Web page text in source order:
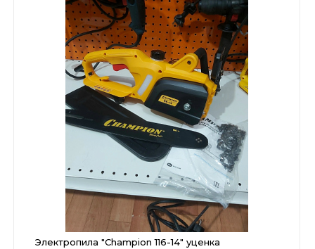
Электропила "Champion 116-14" уценка